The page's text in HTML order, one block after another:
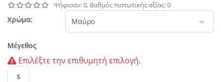
Ψήφισαν: 0, Βαθμός πιστωτικής αξίας: 0
Χρώμα:
Μέγεθος
Επιλέξτε την επιθυμητή επιλογή.
S